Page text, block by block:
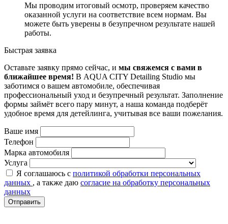
Мы проводим итоговый осмотр, проверяем качество
оказанной услуги на соответствие всем нормам. Вы
можете быть уверены в безупречном результате нашей
работы.
Быстрая заявка
Оставьте заявку прямо сейчас, и мы свяжемся с вами в
ближайшее время! В AQUA CITY Detailing Studio мы
заботимся о вашем автомобиле, обеспечивая
профессиональный уход и безупречный результат. Заполнение
формы займёт всего пару минут, а наша команда подберёт
удобное время для детейлинга, учитывая все ваши пожелания.
Ваше имя
Телефон
Марка автомобиля
Услуга
Я соглашаюсь с политикой обработки персональных
данных , а также даю согласие на обработку персональных
данных
Отправить